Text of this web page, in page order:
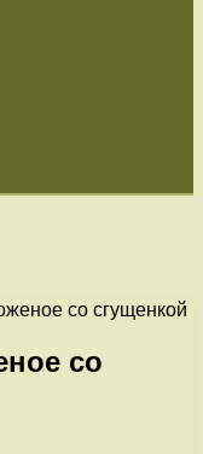
со сгущенкой
со